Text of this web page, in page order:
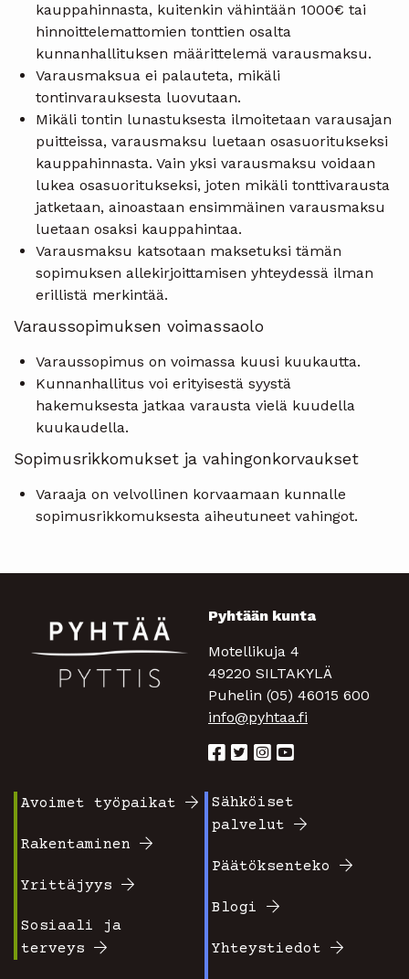
kauppahinnasta, kuitenkin vähintään 1000€ tai
hinnoittelemattomien tonttien osalta
kunnanhallituksen määrittelemä varausmaksu.
Varausmaksua ei palauteta, mikäli
tontinvarauksesta luovutaan.
Mikäli tontin lunastuksesta ilmoitetaan varausajan
puitteissa, varausmaksu luetaan osasuoritukseksi
kauppahinnasta. Vain yksi varausmaksu voidaan
lukea osasuoritukseksi, joten mikäli tonttivarausta
jatketaan, ainoastaan ensimmäinen varausmaksu
luetaan osaksi kauppahintaa.
Varausmaksu katsotaan maksetuksi tämän
sopimuksen allekirjoittamisen yhteydessä ilman
erillistä merkintää.
Varaussopimuksen voimassaolo
Varaussopimus on voimassa kuusi kuukautta.
Kunnanhallitus voi erityisestä syystä
hakemuksesta jatkaa varausta vielä kuudella
kuukaudella.
Sopimusrikkomukset ja vahingonkorvaukset
Varaaja on velvollinen korvaamaan kunnalle
sopimusrikkomuksesta aiheutuneet vahingot.
Pyhtään kunta
Motellikuja 4
49220 SILTAKYLÄ
Puhelin (05) 46015 600
info@pyhtaa.fi
valikko
1
Avoimet työpaikat
Rakentaminen
Yrittäjyys
Sosiaali ja
terveys
Footer
2
Sähköiset
palvelut
Päätöksenteko
Blogi
Yhteystiedot